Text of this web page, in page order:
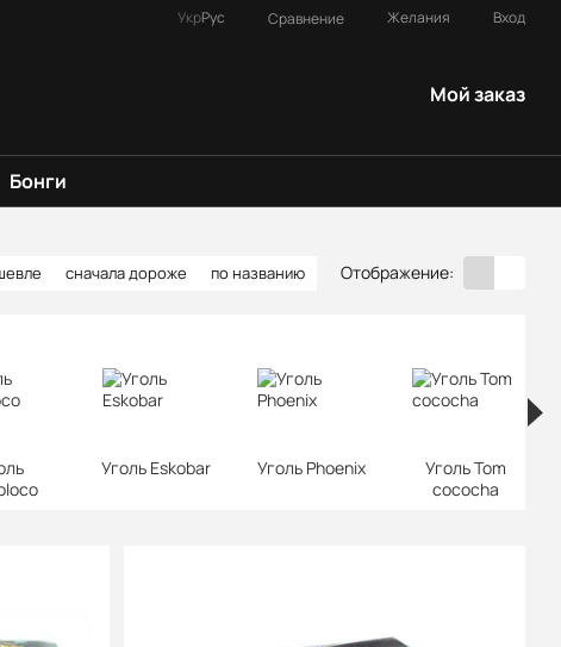
УкрРус Сравнение Желания Вход
Мой заказ
Бонги
сначала дороже по названию Отображение:
Уголь Eskobar Уголь Phoenix
Уголь Tom
cococha